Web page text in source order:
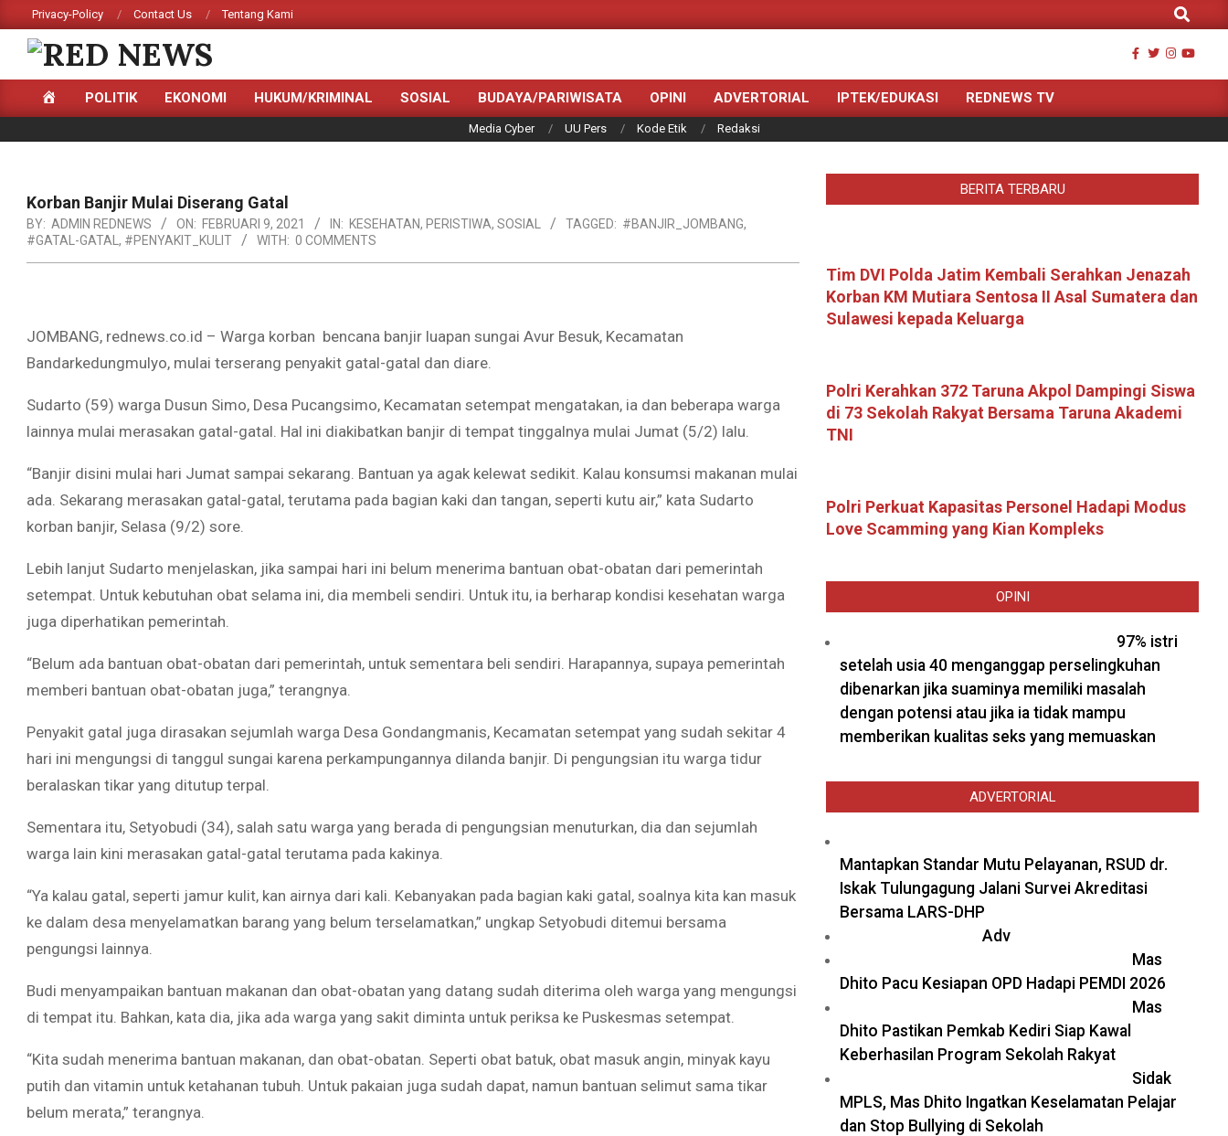
to
content
Privacy-Policy Contact Us Tentang Kami
Search
RED
NEWS
Primary
HOMEPOLITIK EKONOMI HUKUM/KRIMINAL SOSIAL BUDAYA/PARIWISATA OPINI ADVERTORIAL IPTEK/EDUKASI REDNEWS TV
Media Cyber UU Pers Kode Etik Redaksi
Korban Banjir Mulai Diserang Gatal
BY: ADMIN REDNEWS ON: FEBRUARI 9, 2021 IN: KESEHATAN, PERISTIWA, SOSIAL TAGGED: #BANJIR_JOMBANG,
#GATAL-GATAL , #PENYAKIT_KULIT WITH: 0 COMMENTS
JOMBANG, rednews.co.id – Warga korban bencana banjir luapan sungai Avur Besuk, Kecamatan
Bandarkedungmulyo, mulai terserang penyakit gatal-gatal dan diare.
Sudarto (59) warga Dusun Simo, Desa Pucangsimo, Kecamatan setempat mengatakan, ia dan beberapa warga
lainnya mulai merasakan gatal-gatal. Hal ini diakibatkan banjir di tempat tinggalnya mulai Jumat (5/2) lalu.
“Banjir disini mulai hari Jumat sampai sekarang. Bantuan ya agak kelewat sedikit. Kalau konsumsi makanan mulai
ada. Sekarang merasakan gatal-gatal, terutama pada bagian kaki dan tangan, seperti kutu air,” kata Sudarto
korban banjir, Selasa (9/2) sore.
Lebih lanjut Sudarto menjelaskan, jika sampai hari ini belum menerima bantuan obat-obatan dari pemerintah
setempat. Untuk kebutuhan obat selama ini, dia membeli sendiri. Untuk itu, ia berharap kondisi kesehatan warga
juga diperhatikan pemerintah.
“Belum ada bantuan obat-obatan dari pemerintah, untuk sementara beli sendiri. Harapannya, supaya pemerintah
memberi bantuan obat-obatan juga,” terangnya.
Penyakit gatal juga dirasakan sejumlah warga Desa Gondangmanis, Kecamatan setempat yang sudah sekitar 4
hari ini mengungsi di tanggul sungai karena perkampungannya dilanda banjir. Di pengungsian itu warga tidur
beralaskan tikar yang ditutup terpal.
Sementara itu, Setyobudi (34), salah satu warga yang berada di pengungsian menuturkan, dia dan sejumlah
warga lain kini merasakan gatal-gatal terutama pada kakinya.
“Ya kalau gatal, seperti jamur kulit, kan airnya dari kali. Kebanyakan pada bagian kaki gatal, soalnya kita kan masuk
ke dalam desa menyelamatkan barang yang belum terselamatkan,” ungkap Setyobudi ditemui bersama
pengungsi lainnya.
Budi menyampaikan bantuan makanan dan obat-obatan yang datang sudah diterima oleh warga yang mengungsi
di tempat itu. Bahkan, kata dia, jika ada warga yang sakit diminta untuk periksa ke Puskesmas setempat.
“Kita sudah menerima bantuan makanan, dan obat-obatan. Seperti obat batuk, obat masuk angin, minyak kayu
putih dan vitamin untuk ketahanan tubuh. Untuk pakaian juga sudah dapat, namun bantuan selimut sama tikar
belum merata,” terangnya.
BERITA TERBARU
Tim DVI Polda Jatim Kembali Serahkan Jenazah
Korban KM Mutiara Sentosa II Asal Sumatera dan
Sulawesi kepada Keluarga
Polri Kerahkan 372 Taruna Akpol Dampingi Siswa
di 73 Sekolah Rakyat Bersama Taruna Akademi
TNI
Polri Perkuat Kapasitas Personel Hadapi Modus
Love Scamming yang Kian Kompleks
OPINI
97% istri
setelah usia 40 menganggap perselingkuhan
dibenarkan jika suaminya memiliki masalah
dengan potensi atau jika ia tidak mampu
memberikan kualitas seks yang memuaskan
ADVERTORIAL
Mantapkan Standar Mutu Pelayanan, RSUD dr.
Iskak Tulungagung Jalani Survei Akreditasi
Bersama LARS-DHP
Adv
Mas
Dhito Pacu Kesiapan OPD Hadapi PEMDI 2026
Mas
Dhito Pastikan Pemkab Kediri Siap Kawal
Keberhasilan Program Sekolah Rakyat
Sidak
MPLS, Mas Dhito Ingatkan Keselamatan Pelajar
dan Stop Bullying di Sekolah